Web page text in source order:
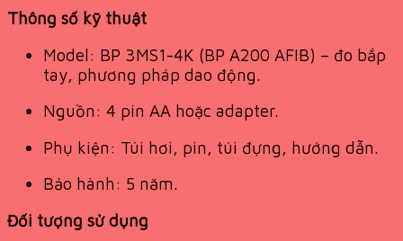
Thông số kỹ thuật
Model: BP 3MS1-4K (BP A200 AFIB) – đo bắp
tay, phương pháp dao động.
Nguồn: 4 pin AA hoặc adapter.
Phụ kiện: Túi hơi, pin, túi đựng, hướng dẫn.
Bảo hành: 5 năm.
Đối tượng sử dụng